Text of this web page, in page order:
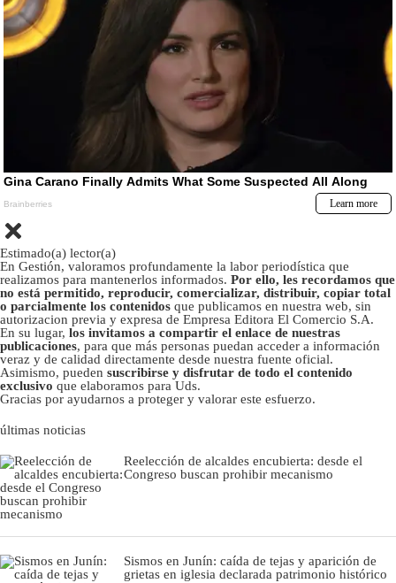
Estimado(a) lector(a)
En Gestión, valoramos profundamente la labor periodística que
realizamos para mantenerlos informados. Por ello, les recordamos que
no está permitido, reproducir, comercializar, distribuir, copiar total
o parcialmente los contenidos que publicamos en nuestra web, sin
autorizacion previa y expresa de Empresa Editora El Comercio S.A.
En su lugar, los invitamos a compartir el enlace de nuestras
publicaciones, para que más personas puedan acceder a información
veraz y de calidad directamente desde nuestra fuente oficial.
Asimismo, pueden suscribirse y disfrutar de todo el contenido
exclusivo que elaboramos para Uds.
Gracias por ayudarnos a proteger y valorar este esfuerzo.
últimas noticias
Reelección de alcaldes encubierta: desde el
Congreso buscan prohibir mecanismo
Sismos en Junín: caída de tejas y aparición de
grietas en iglesia declarada patrimonio histórico